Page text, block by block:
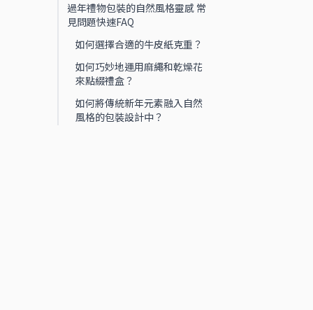
過年禮物包裝的自然風格靈感 常
見問題快速FAQ
如何選擇合適的牛皮紙克重？
如何巧妙地運用麻繩和乾燥花
來點綴禮盒？
如何將傳統新年元素融入自然
風格的包裝設計中？